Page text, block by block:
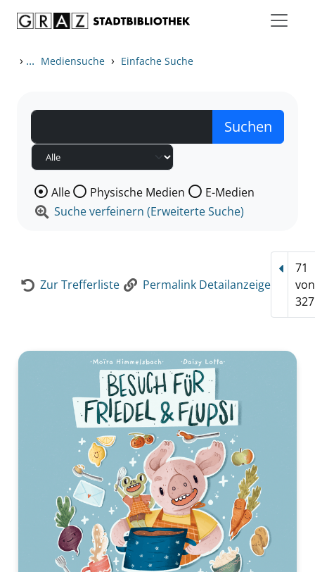
› ... Mediensuche › Einfache Suche
Wählen Sie die Medienart nach der Sie suchen wollen.
Alle Physische Medien
E-Medien
Suche verfeinern (Erweiterte Suche)
Zur Trefferliste Permalink Detailanzeige
71
von
327